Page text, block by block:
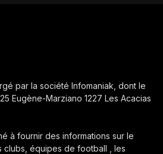
par la société Infomaniak, dont le
Eugène-Marziano 1227 Les Acacias
à fournir des informations sur le
clubs, équipes de football , les